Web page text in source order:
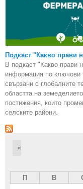
Подкаст "Какво прави
В подкаст "Какво прави
информация по ключови
свързани с глобалните
областта на
постижения, които
селските райони.
«
П В